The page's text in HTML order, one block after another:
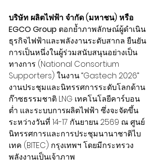
บริษัท ผลิตไฟฟ้า จำกัด (มหาชน) หรือ
EGCO Group ตอกย้ำภาพลักษณ์ผู้ดำเนิน
ธุรกิจไฟฟ้าและพลังงานระดับสากล ยืนยัน
การเป็นหนึ่งในผู้ร่วมสนับสนุนอย่างเป็น
ทางการ (National Consortium
Supporters) ในงาน “Gastech 2026”
งานประชุมและนิทรรศการระดับโลกด้าน
ก๊าซธรรมชาติ LNG เทคโนโลยีคาร์บอน
ต่ำ และระบบการผลิตไฟฟ้า ซึ่งจะจัดขึ้น
ระหว่างวันที่ 14-17 กันยายน 2569 ณ ศูนย์
นิทรรศการและการประชุมนานาชาติไบ
เทค (BITEC) กรุงเทพฯ โดยมีกระทรวง
พลังงานเป็นเจ้าภาพ